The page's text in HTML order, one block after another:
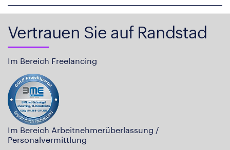
Vertrauen Sie auf Randstad
Im Bereich Freelancing
Im Bereich Arbeitnehmerüberlassung /
Personalvermittlung